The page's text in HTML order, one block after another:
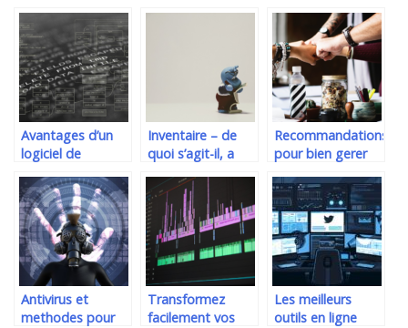
utilisation ?
Avantages d’un
logiciel de
donnees
Inventaire – de
quoi s’agit-il, a
Recommandations
pour bien gerer
techniciens
Antivirus et
methodes pour
Transformez
facilement vos
Les meilleurs
outils en ligne